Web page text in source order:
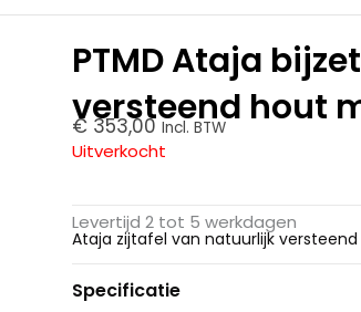
PTMD Ataja
versteend hout
€ 353,00 Incl. BTW
Uitverkocht
Levertijd 2 tot 5 werkdagen
Ataja zijtafel van natuurlijk
Specificatie